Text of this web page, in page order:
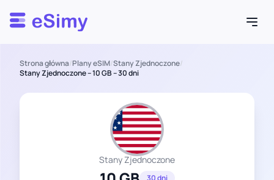
Esimy
Strona główna/Plany eSIM/Stany Zjednoczone/
Stany Zjednoczone – 10 GB – 30 dni
Stany Zjednoczone
30 dni